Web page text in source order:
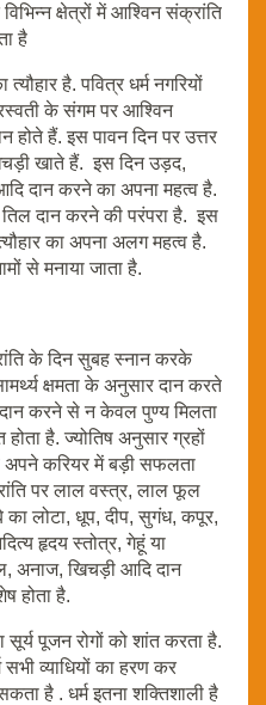
क्षेत्रों में आश्विन संक्रांति
है
है. पवित्र धर्म नगरियों
के संगम पर आश्विन
होते हैं. इस पावन दिन पर उत्तर
खाते हैं. इस दिन उड़द,
दान करने का अपना महत्व है.
दान करने की परंपरा है. इस
का अपना अलग महत्व है.
से मनाया जाता है.
के दिन सुबह स्नान करके
क्षमता के अनुसार दान करते
करने से न केवल पुण्य मिलता
है. ज्योतिष अनुसार ग्रहों
अपने करियर में बड़ी सफलता
पर लाल वस्त्र, लाल फूल
लोटा, धूप, दीप, सुगंध, कपूर,
हृदय स्तोत्र, गेहूं या
अनाज, खिचड़ी आदि दान
होता है.
पूजन रोगों को शांत करता है.
सभी व्याधियों का हरण कर
है . धर्म इतना शक्तिशाली है